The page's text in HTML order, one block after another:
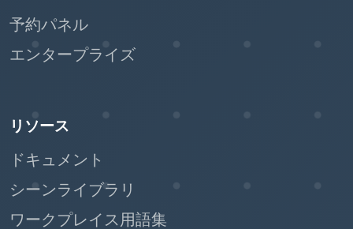
予約パネル
エンタープライズ
リソース
ドキュメント
シーンライブラリ
ワークプレイス用語集